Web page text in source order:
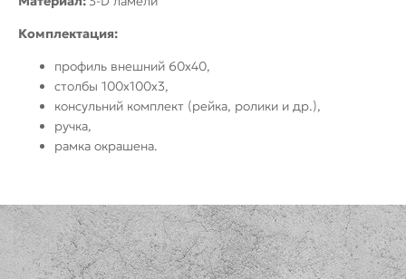
Комплектация:
профиль внешний 60х40,
столбы 100х100х3,
консульний комплект (рейка, ролики и др.),
ручка,
рамка окрашена.